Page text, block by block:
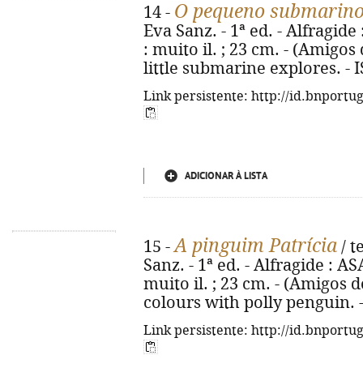
14 - O pequeno
Eva Sanz. - 1ª ed. -
: muito il. ; 23 cm. -
little submarine explores. -
Link persistente: http://
ADICIONAR À LISTA
15 -A pinguim Patrícia /
Sanz. - 1ª ed. - Alfragide :
muito il. ; 23 cm. - (Amigos
colours with polly penguin. -
Link persistente: http://